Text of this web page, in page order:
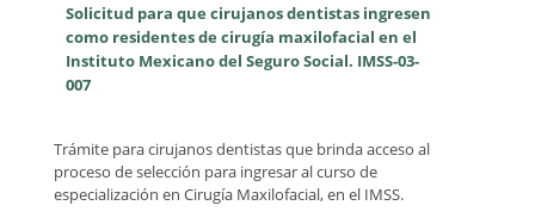
Solicitud para que cirujanos dentistas ingresen
como residentes de cirugía maxilofacial en el
Instituto Mexicano del Seguro Social. IMSS-03-
007
Trámite para cirujanos dentistas que brinda acceso al
proceso de selección para ingresar al curso de
especialización en Cirugía Maxilofacial, en el IMSS.